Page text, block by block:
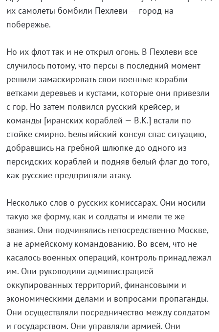
их самолеты бомбили Пехлеви — город на
побережье.
Но их флот так и не открыл огонь. В Пехлеви все
случилось потому, что персы в последний момент
решили замаскировать свои военные корабли
ветками деревьев и кустами, которые они привезли
с гор. Но затем появился русский крейсер, и
команды [иранских кораблей — В.К.] встали по
стойке смирно. Бельгийский консул спас ситуацию,
добравшись на гребной шлюпке до одного из
персидских кораблей и подняв белый флаг до того,
как русские предприняли атаку.
Несколько слов о русских комиссарах. Они носили
такую же форму, как и солдаты и имели те же
звания. Они подчинялись непосредственно Москве,
а не армейскому командованию. Во всем, что не
касалось военных операций, контроль принадлежал
им. Они руководили администрацией
оккупированных территорий, финансовыми и
экономическими делами и вопросами пропаганды.
Они осуществляли посредничество между солдатом
и государством. Они управляли армией. Они